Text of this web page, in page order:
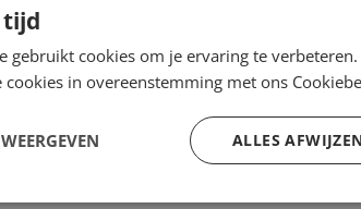
tijd
gebruikt cookies om je ervaring te
cookies in overeenstemming met ons
ALLES